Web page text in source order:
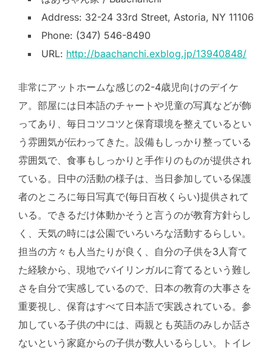
Address: 32-24 33rd Street, Astoria, NY 11106
Phone: (347) 546-8490
URL: http://baachanchi.exblog.jp/13940848/
非常にアットホームな感じの2-4歳児向けのデイケ
ア。部屋には日本語のチャートや児童の写真などが飾
ってあり、毎日コツコツと保育環境を整えているとい
う雰囲気が伝わってきた。設備もしっかり整っている
雰囲気で、食事もしっかりと手作りのものが提供され
ている。日中の活動の様子は、当日参加している保護
者のところに毎日写真で(毎日百枚くらい)提供されて
いる。できるだけ体動かそうと言うのが教育方針らし
く、天気の時には公園でいろいろな活動するらしい。
担当の方々も人当たりが良く、自分の子供を3人育て
た経験から、現地でバイリンガルに育てるという難し
さを自分で実感しているので、日本の教育の大事さを
重要視し、保育はすべて日本語で実践されている。参
加している子供の中には、両親とも英語のみしか話さ
ないという家庭からの子供が数人いるらしい。トイレ